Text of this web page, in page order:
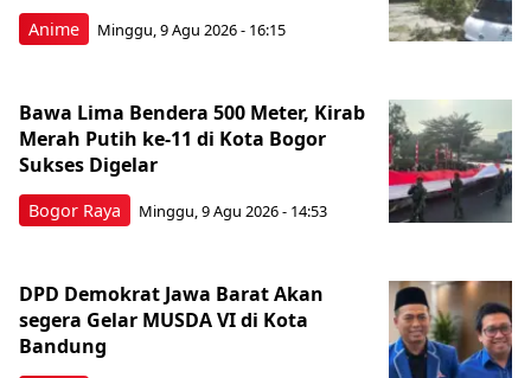
Anime Minggu, 9 Agu 2026 - 16:15
Bogor Raya
Bawa Lima Bendera 500 Meter, Kirab
Merah Putih ke-11 di Kota Bogor
Sukses Digelar
Minggu, 9 Agu 2026 - 14:53
DPD Demokrat Jawa Barat Akan
segera Gelar MUSDA VI di Kota
Bandung